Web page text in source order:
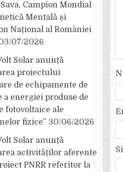
Campion Mondial
Mentală și
Național al României
07/2026
Solar anunță
proiectului
de echipamente de
a energiei produse de
fotovoltaice ale
fizice” 30/06/2026
Solar anunță
activităților aferente
PNRR referitor la